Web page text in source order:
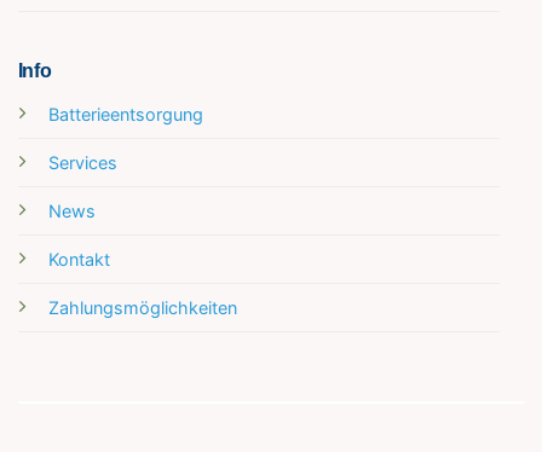
Info
Batterieentsorgung
Services
News
Kontakt
Zahlungsmöglichkeiten